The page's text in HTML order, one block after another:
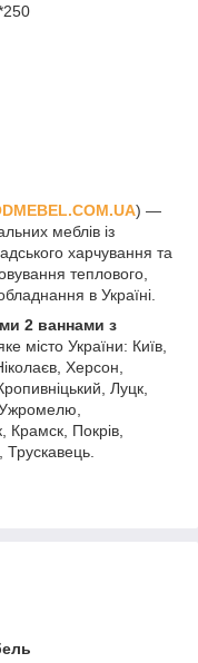
) —
меблів із
харчування та
теплового,
в Україні.
2 ваннами з
місто України: Київ,
Херсон,
Луцк,
Покрів,